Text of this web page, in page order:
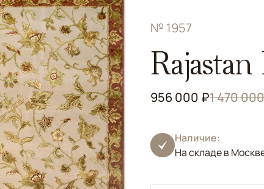
№ 1957
956 000 ₽1 470
Наличие:
На складе в